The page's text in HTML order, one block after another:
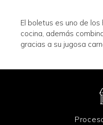
El boletus es uno de
cocina, además
gracias a su jugosa